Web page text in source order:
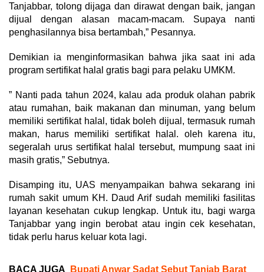
Tanjabbar, tolong dijaga dan dirawat dengan baik, jangan
dijual dengan alasan macam-macam. Supaya nanti
penghasilannya bisa bertambah,” Pesannya.
Demikian ia menginformasikan bahwa jika saat ini ada
program sertifikat halal gratis bagi para pelaku UMKM.
” Nanti pada tahun 2024, kalau ada produk olahan pabrik
atau rumahan, baik makanan dan minuman, yang belum
memiliki sertifikat halal, tidak boleh dijual, termasuk rumah
makan, harus memiliki sertifikat halal. oleh karena itu,
segeralah urus sertifikat halal tersebut, mumpung saat ini
masih gratis,” Sebutnya.
Disamping itu, UAS menyampaikan bahwa sekarang ini
rumah sakit umum KH. Daud Arif sudah memiliki fasilitas
layanan kesehatan cukup lengkap. Untuk itu, bagi warga
Tanjabbar yang ingin berobat atau ingin cek kesehatan,
tidak perlu harus keluar kota lagi.
BACA JUGA
Bupati Anwar Sadat Sebut Tanjab Barat